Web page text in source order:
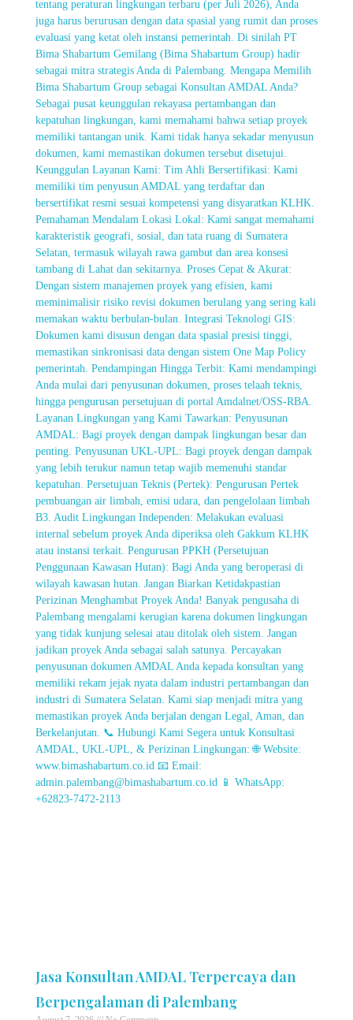
Jasa Konsultan AMDAL Terpercaya dan
Berpengalaman di Palembang